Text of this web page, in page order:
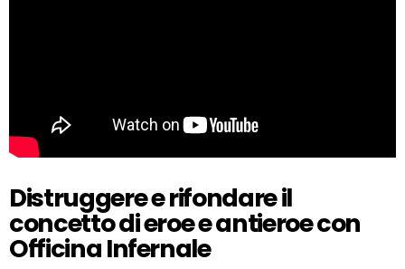
Distruggere e rifondare il
concetto di eroe e antieroe con
Officina Infernale